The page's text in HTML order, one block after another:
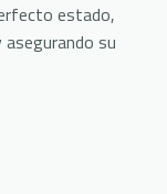
estado,
su